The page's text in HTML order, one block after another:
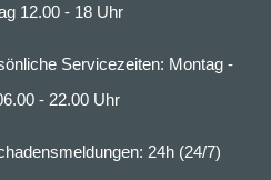
12.00 - 18 Uhr
Servicezeiten: Montag -
- 22.00 Uhr
24h (24/7)